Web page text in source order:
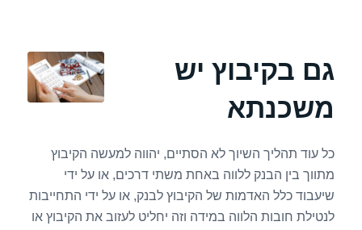
גם בקיבוץ יש
משכנתא
כל עוד תהליך השיוך לא הסתיים, יהווה למעשה הקיבוץ
מתווך בין הבנק ללווה באחת משתי דרכים, או על ידי
שיעבוד כלל האדמות של הקיבוץ לבנק, או על ידי התחייבות
לנטילת חובות הלווה במידה וזה יחליט לעזוב את הקיבוץ או